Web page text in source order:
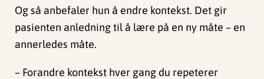
Og så anbefaler hun å endre kontekst. Det gir
pasienten anledning til å lære på en ny måte – en
annerledes måte.
– Forandre kontekst hver gang du repeterer